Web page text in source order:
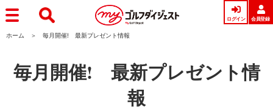
ログイン 会員登録
ホーム 毎月開催! 最新プレゼント情報
毎月開催! 最新プレゼント情
報